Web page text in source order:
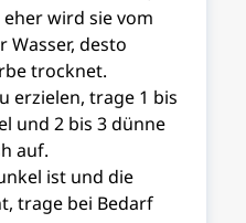
wird sie vom
Wasser, desto
trocknet.
erzielen, trage 1 bis
und 2 bis 3 dünne
auf.
ist und die
trage bei Bedarf